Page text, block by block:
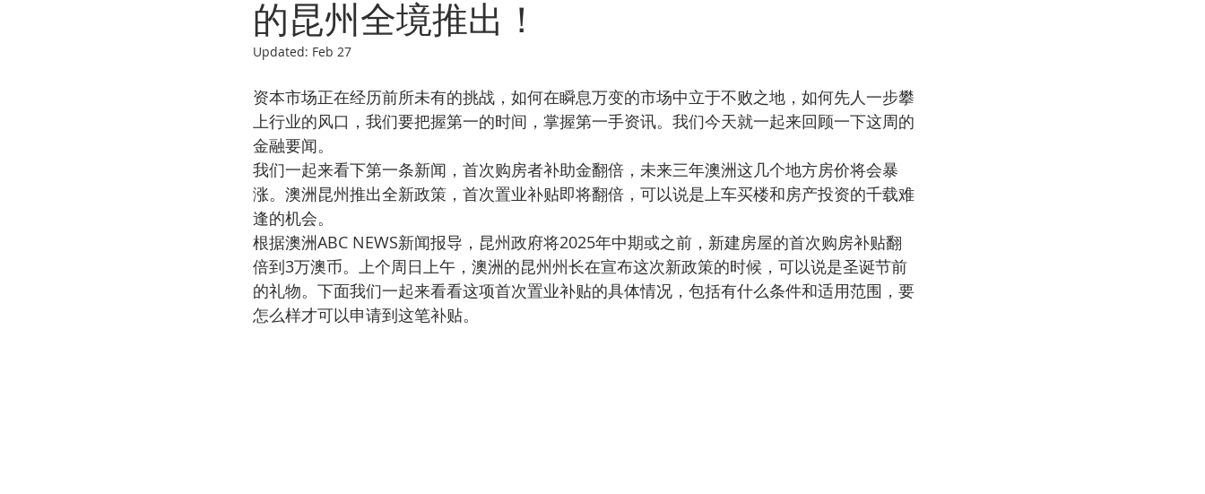
的昆州全境推出！
Updated: Feb 27
资本市场正在经历前所未有的挑战，如何在瞬息万变的市场中立于不败之地，如何先人一步攀
上行业的风口，我们要把握第一的时间，掌握第一手资讯。我们今天就一起来回顾一下这周的
金融要闻。
我们一起来看下第一条新闻，首次购房者补助金翻倍，未来三年澳洲这几个地方房价将会暴
涨。澳洲昆州推出全新政策，首次置业补贴即将翻倍，可以说是上车买楼和房产投资的千载难
逢的机会。
根据澳洲ABC NEWS新闻报导，昆州政府将2025年中期或之前，新建房屋的首次购房补贴翻
倍到3万澳币。上个周日上午，澳洲的昆州州长在宣布这次新政策的时候，可以说是圣诞节前
的礼物。下面我们一起来看看这项首次置业补贴的具体情况，包括有什么条件和适用范围，要
怎么样才可以申请到这笔补贴。